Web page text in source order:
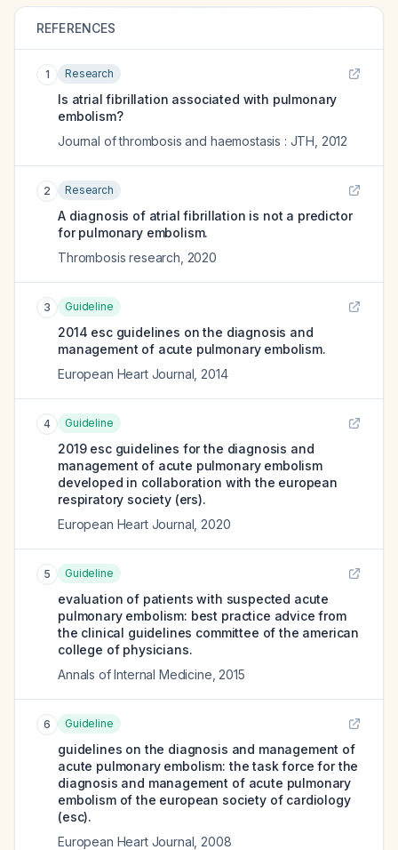
REFERENCES
1 Research
Is atrial fibrillation associated with pulmonary
embolism?
Journal of thrombosis and haemostasis : JTH 2012
2 Research
A diagnosis of atrial fibrillation is not a predictor
for pulmonary embolism.
Thrombosis research 2020
3 Guideline
2014 esc guidelines on the diagnosis and
management of acute pulmonary embolism.
European Heart Journal 2014
4 Guideline
2019 esc guidelines for the diagnosis and
management of acute pulmonary embolism
developed in collaboration with the european
respiratory society (ers).
European Heart Journal 2020
5 Guideline
evaluation of patients with suspected acute
pulmonary embolism: best practice advice from
the clinical guidelines committee of the american
college of physicians.
Annals of Internal Medicine 2015
6 Guideline
guidelines on the diagnosis and management of
acute pulmonary embolism: the task force for the
diagnosis and management of acute pulmonary
embolism of the european society of cardiology
(esc).
European Heart Journal 2008